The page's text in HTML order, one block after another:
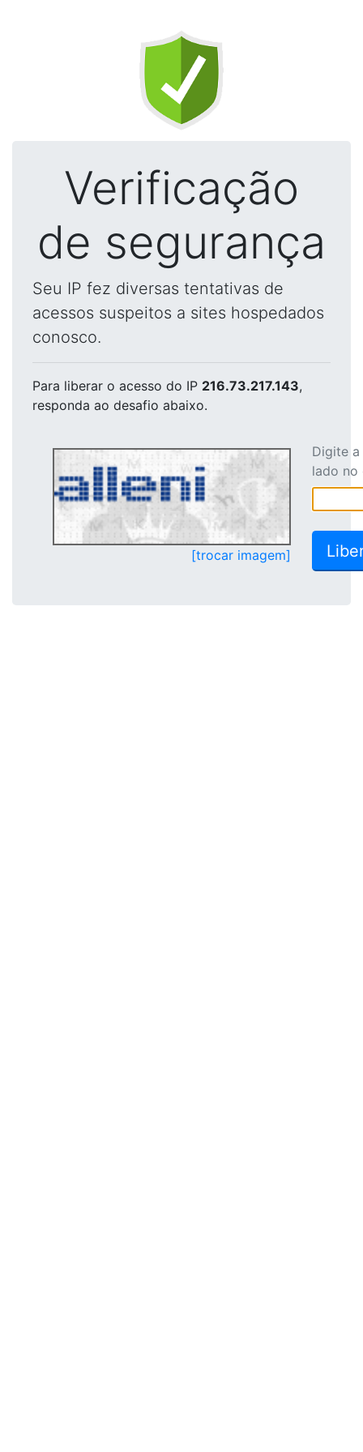
Verificação
de segurança
Seu IP fez diversas tentativas de
acessos suspeitos a sites hospedados
conosco.
Para liberar o acesso do IP 216.73.217.143,
responda ao desafio abaixo.
[trocar imagem]
Digite
lado no